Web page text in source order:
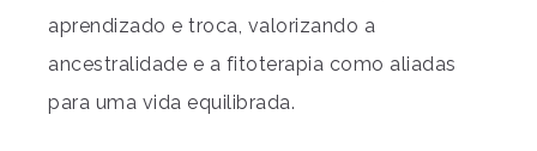
aprendizado e troca, valorizando a
ancestralidade e a fitoterapia como aliadas
para uma vida equilibrada.